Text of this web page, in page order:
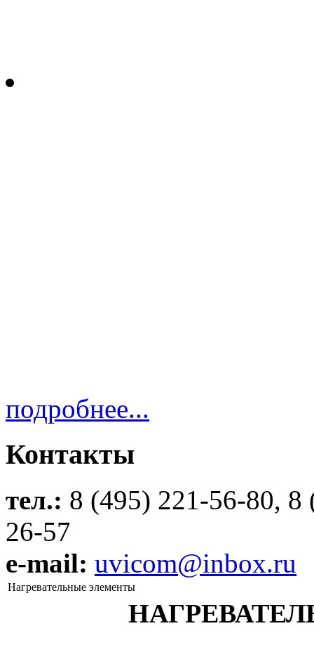
подробнее...
Контакты
тел.: 8 (495) 221-56-80, 8
26-57
e-mail: uvicom@inbox.ru
Нагревательные элементы